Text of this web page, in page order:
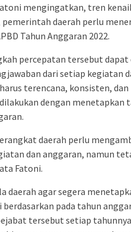
mengingatkan, tren
daerah perlu
Tahun Anggaran 2022.
percepatan tersebut
dari setiap kegiatan
terencana, konsisten,
dengan
daerah perlu
dan anggaran, namun
Fatoni.
daerah agar segera
pada tahun
tersebut setiap